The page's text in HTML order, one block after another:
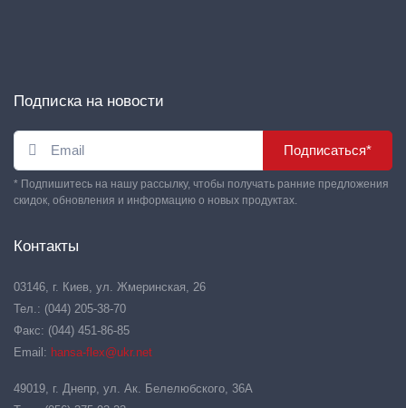
Подписка на новости
Подписаться*
* Подпишитесь на нашу рассылку, чтобы получать ранние предложения
скидок, обновления и информацию о новых продуктах.
Контакты
03146, г. Киев, ул. Жмеринская, 26
Тел.: (044) 205-38-70
Факс: (044) 451-86-85
Email: hansa-flex@ukr.net
49019, г. Днепр, ул. Ак. Белелюбского, 36А